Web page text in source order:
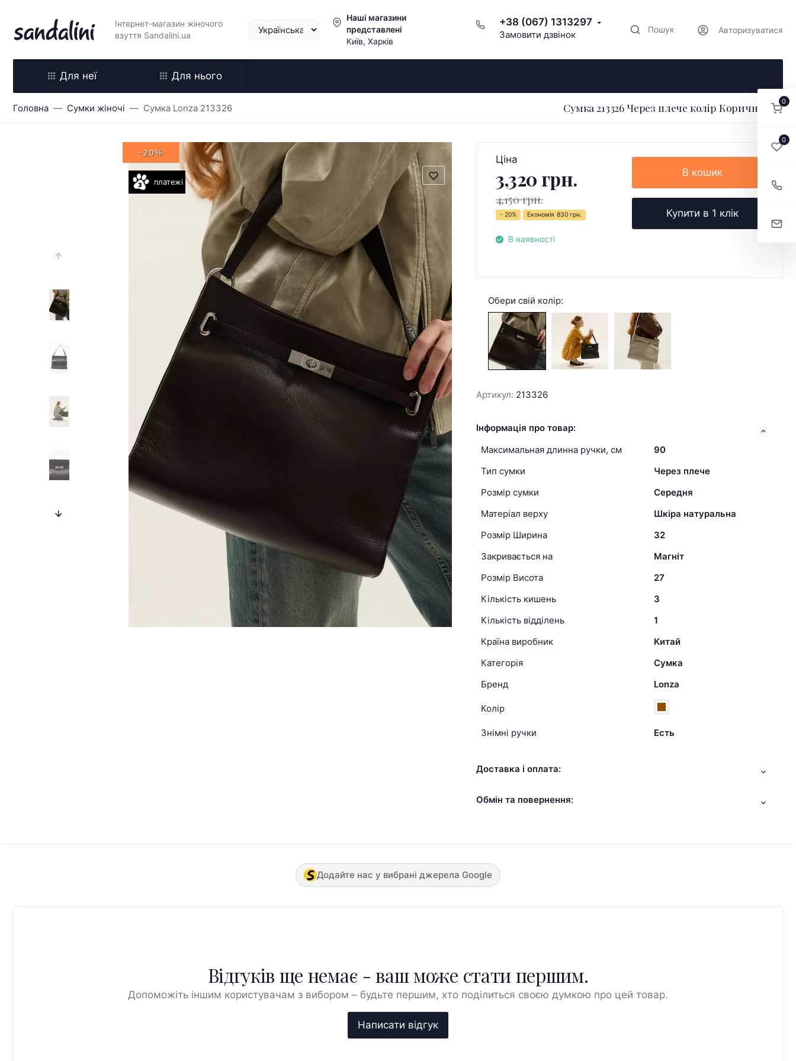
Інтернет-магазин жіночого
взуття Sandalini.ua
Наші магазини
представлені
Київ, Харків
+38 (067) 1313297
Замовити дзвінок Пошук Авторизуватися
Для неї Для нього
Головна Сумки жіночі Сумка Lonza 213326 Сумка 213326 Через плече колір Коричневий
платежі
-20% Ціна
3,320 грн.
4,150 грн.
- 20% Економія 830 грн.
В наявності
В кошик
Купити в 1 клік
Обери свій колір:
Артикул: 213326
Інформація про товар:
Максимальная длинна ручки, см
90
Тип сумки
Через плече
Розмір сумки
Середня
Матеріал верху
Шкіра натуральна
Розмір Ширина
32
Закривається на
Магніт
Розмір Висота
27
Кількість кишень
3
Кількість відділень
1
Країна виробник
Китай
Категорія
Сумка
Бренд
Lonza
Колір
Знімні ручки Есть
Доставка і оплата:
Обмін та повернення:
Додайте нас у вибрані джерела Google
Відгуків ще немає - ваш може стати першим.
Допоможіть іншим користувачам з вибором – будьте першим, хто поділиться своєю думкою про цей товар.
0
0